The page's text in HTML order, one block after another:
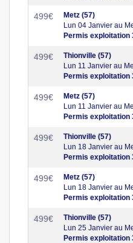
499€
Metz (57)
Lun 04 Janvier au
Permis exploitation
499€
Thionville (57)
Lun 11 Janvier au
Permis exploitation
499€
Metz (57)
Lun 11 Janvier au
Permis exploitation
499€
Thionville (57)
Lun 18 Janvier au
Permis exploitation
499€
Metz (57)
Lun 18 Janvier au
Permis exploitation
499€
Thionville (57)
Lun 25 Janvier au
Permis exploitation